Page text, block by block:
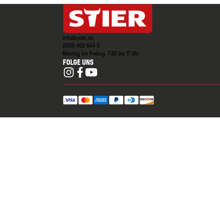
info@stier.de
(030) 403 644 0
Montag bis Freitag, 7:30 bis 17 Uhr
FOLGE UNS